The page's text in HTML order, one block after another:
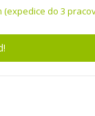
(expedice do 3